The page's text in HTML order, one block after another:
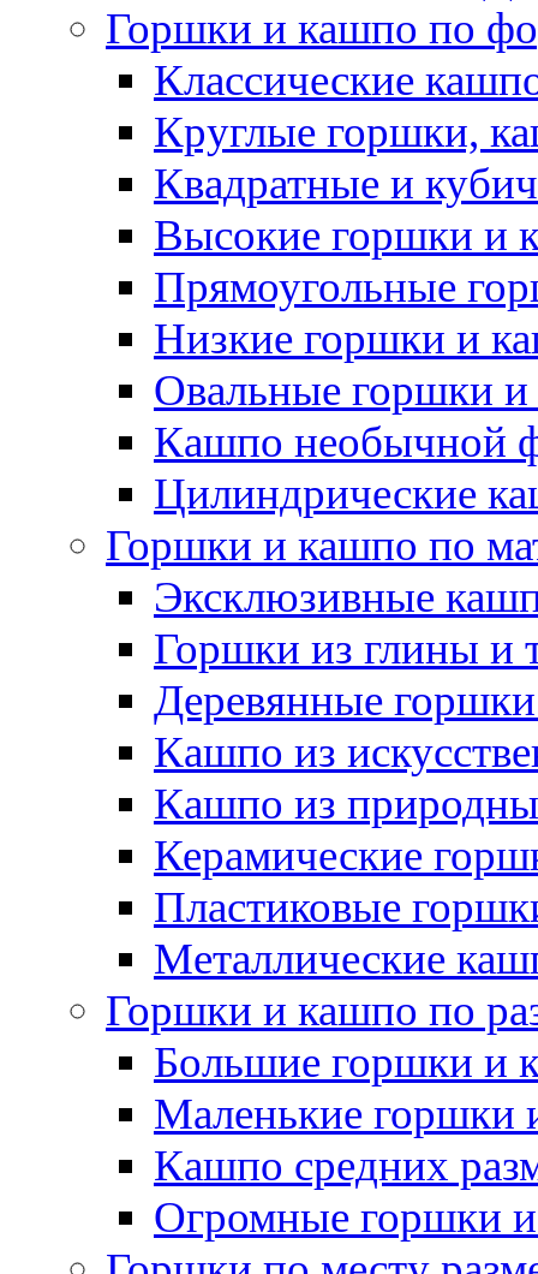
Горшки и кашпо по
Классические
Круглые горшки,
Квадратные и
Высокие горшки и
Прямоугольные
Низкие горшки и
Овальные горшки
Кашпо необычной
Цилиндрические
Горшки и кашпо по
Эксклюзивные
Горшки из глины и
Деревянные
Кашпо из
Кашпо из
Керамические
Пластиковые
Металлические
Горшки и кашпо по
Большие горшки и
Маленькие горшки
Кашпо средних
Огромные горшки